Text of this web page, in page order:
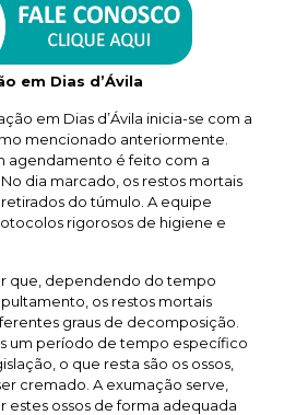
em Dias d’Ávila
em Dias d’Ávila inicia-se com a
mencionado anteriormente.
agendamento é feito com a
dia marcado, os restos mortais
do túmulo. A equipe
rigorosos de higiene e
que, dependendo do tempo
os restos mortais
graus de decomposição.
um período de tempo específico
o que resta são os ossos,
cremado. A exumação serve,
estes ossos de forma adequada